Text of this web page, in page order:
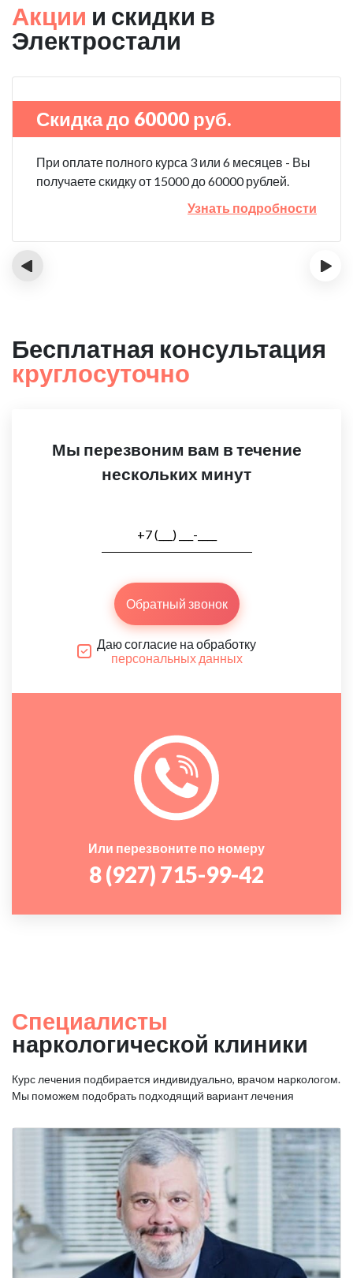
Акции и скидки в
Электростали
Скидка до 60000 руб.
При оплате полного курса 3 или 6 месяцев - Вы
получаете скидку от 15000 до 60000 рублей.
Узнать подробности
‹ ›
Бесплатная консультация
круглосуточно
Мы перезвоним вам в течение
нескольких минут
Обратный звонок
Даю согласие на обработку
персональных данных
Или перезвоните по номеру
8 (927) 715-99-42
Специалисты
наркологической клиники
Курс лечения подбирается индивидуально, врачом наркологом.
Мы поможем подобрать подходящий вариант лечения